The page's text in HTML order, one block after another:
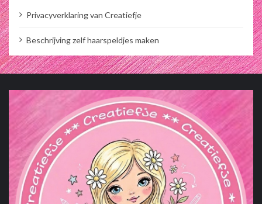
Privacyverklaring van Creatiefje
Beschrijving zelf haarspeldjes maken